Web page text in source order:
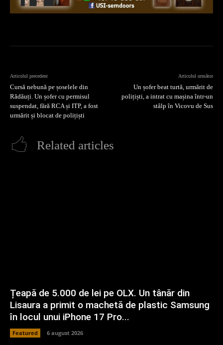
Articolul precedent
Cursă nebună pe șoselele din
Rădăuți. Un șofer cu permisul
suspendat, fără RCA și ITP, a fost
urmărit și blocat de polițiști
Articolul următor
Un șofer beat turtă, urmărit de
polițiști, a intrat cu mașina într-un
stâlp în Vicovu de Sus
Related articles
Țeapă de 5.000 de lei pe OLX. Un tânăr din
Lisaura a primit o machetă de plastic Samsung
în locul unui iPhone 17 Pro...
Featured 6 august 2026